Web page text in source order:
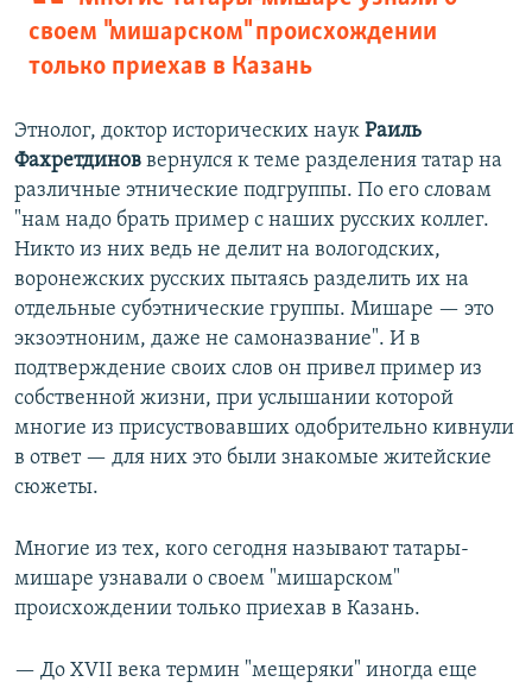
своем "мишарском" происхождении
только приехав в Казань
Этнолог, доктор исторических наук Раиль
Фахретдинов вернулся к теме разделения татар на
различные этнические подгруппы. По его словам
"нам надо брать пример с наших русских коллег.
Никто из них ведь не делит на вологодских,
воронежских русских пытаясь разделить их на
отдельные субэтнические группы. Мишаре — это
экзоэтноним, даже не самоназвание". И в
подтверждение своих слов он привел пример из
собственной жизни, при услышании которой
многие из присуствовавших одобрительно кивнули
в ответ — для них это были знакомые житейские
сюжеты.
Многие из тех, кого сегодня называют татары-
мишаре узнавали о своем "мишарском"
происхождении только приехав в Казань.
— До XVII века термин "мещеряки" иногда еще